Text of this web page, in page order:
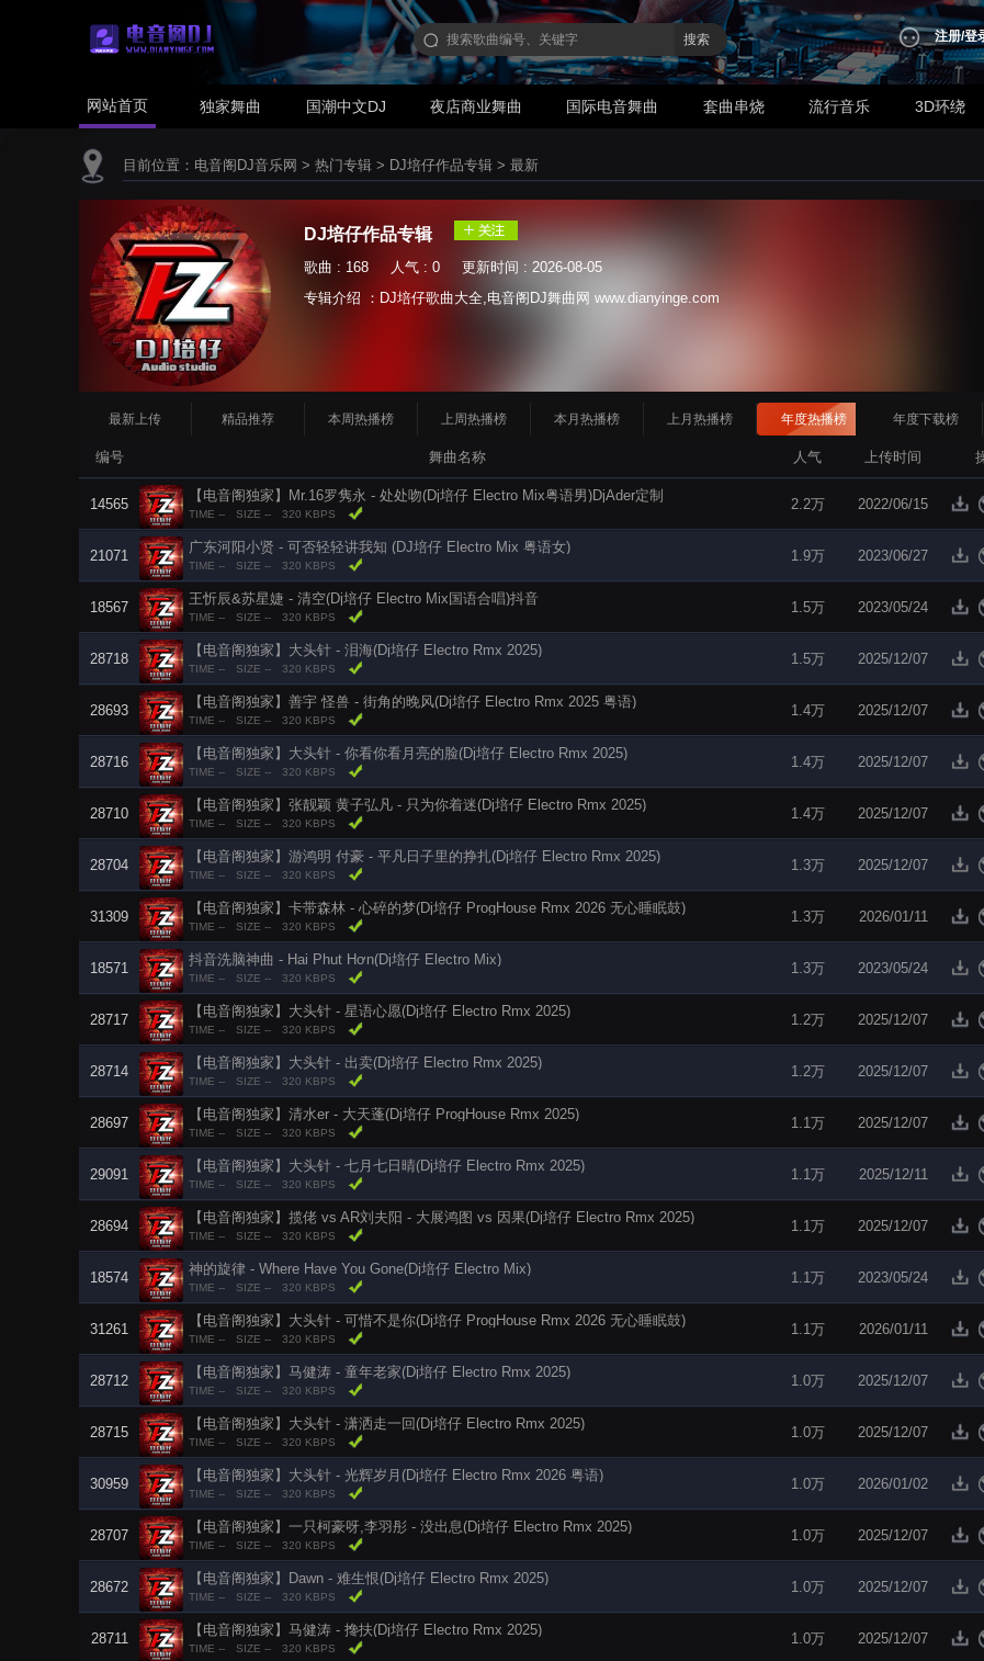
搜索 注册/登
网站首页 独家舞曲 国潮中文DJ 夜店商业舞曲 国际电音舞曲 套曲串烧 流行音乐 3D环绕
目前位置： 电音阁DJ音乐网 > 热门专辑 > DJ培仔作品专辑 > 最新
DJ培仔作品专辑
歌曲 : 168 人气 : 0 更新时间 : 2026-08-05
专辑介绍 ：DJ培仔歌曲大全,电音阁DJ舞曲网 www.dianyinge.com
最新上传 精品推荐 本周热播榜 上周热播榜 本月热播榜 上月热播榜 年度热播榜 年度下载榜
编号 舞曲名称 人气 上传时间
14565
【电音阁独家】Mr.16罗隽永 - 处处吻(Dj培仔 Electro Mix粤语男)DjAder定制
TIME -- SIZE -- 320 KBPS
2.2万 2022/06/15
21071
广东河阳小贤 - 可否轻轻讲我知 (DJ培仔 Electro Mix 粤语女)
TIME -- SIZE -- 320 KBPS
1.9万 2023/06/27
18567
王忻辰&苏星婕 - 清空(Dj培仔 Electro Mix国语合唱)抖音
TIME -- SIZE -- 320 KBPS
1.5万 2023/05/24
28718
【电音阁独家】大头针 - 泪海(Dj培仔 Electro Rmx 2025)
TIME -- SIZE -- 320 KBPS
1.5万 2025/12/07
28693
【电音阁独家】善宇 怪兽 - 街角的晚风(Dj培仔 Electro Rmx 2025 粤语)
TIME -- SIZE -- 320 KBPS
1.4万 2025/12/07
28716
【电音阁独家】大头针 - 你看你看月亮的脸(Dj培仔 Electro Rmx 2025)
TIME -- SIZE -- 320 KBPS
1.4万 2025/12/07
28710
【电音阁独家】张靓颖 黄子弘凡 - 只为你着迷(Dj培仔 Electro Rmx 2025)
TIME -- SIZE -- 320 KBPS
1.4万 2025/12/07
28704
【电音阁独家】游鸿明 付豪 - 平凡日子里的挣扎(Dj培仔 Electro Rmx 2025)
TIME -- SIZE -- 320 KBPS
1.3万 2025/12/07
31309
【电音阁独家】卡带森林 - 心碎的梦(Dj培仔 ProgHouse Rmx 2026 无心睡眠鼓)
TIME -- SIZE -- 320 KBPS
1.3万 2026/01/11
18571
抖音洗脑神曲 - Hai Phut Hơn(Dj培仔 Electro Mix)
TIME -- SIZE -- 320 KBPS
1.3万 2023/05/24
28717
【电音阁独家】大头针 - 星语心愿(Dj培仔 Electro Rmx 2025)
TIME -- SIZE -- 320 KBPS
1.2万 2025/12/07
28714
【电音阁独家】大头针 - 出卖(Dj培仔 Electro Rmx 2025)
TIME -- SIZE -- 320 KBPS
1.2万 2025/12/07
28697
【电音阁独家】清水er - 大天蓬(Dj培仔 ProgHouse Rmx 2025)
TIME -- SIZE -- 320 KBPS
1.1万 2025/12/07
29091
【电音阁独家】大头针 - 七月七日晴(Dj培仔 Electro Rmx 2025)
TIME -- SIZE -- 320 KBPS
1.1万 2025/12/11
28694
【电音阁独家】揽佬 vs AR刘夫阳 - 大展鸿图 vs 因果(Dj培仔 Electro Rmx 2025)
TIME -- SIZE -- 320 KBPS
1.1万 2025/12/07
18574
神的旋律 - Where Have You Gone(Dj培仔 Electro Mix)
TIME -- SIZE -- 320 KBPS
1.1万 2023/05/24
31261
【电音阁独家】大头针 - 可惜不是你(Dj培仔 ProgHouse Rmx 2026 无心睡眠鼓)
TIME -- SIZE -- 320 KBPS
1.1万 2026/01/11
28712
【电音阁独家】马健涛 - 童年老家(Dj培仔 Electro Rmx 2025)
TIME -- SIZE -- 320 KBPS
1.0万 2025/12/07
28715
【电音阁独家】大头针 - 潇洒走一回(Dj培仔 Electro Rmx 2025)
TIME -- SIZE -- 320 KBPS
1.0万 2025/12/07
30959
【电音阁独家】大头针 - 光辉岁月(Dj培仔 Electro Rmx 2026 粤语)
TIME -- SIZE -- 320 KBPS
1.0万 2026/01/02
28707
【电音阁独家】一只柯豪呀,李羽彤 - 没出息(Dj培仔 Electro Rmx 2025)
TIME -- SIZE -- 320 KBPS
1.0万 2025/12/07
28672
【电音阁独家】Dawn - 难生恨(Dj培仔 Electro Rmx 2025)
TIME -- SIZE -- 320 KBPS
1.0万 2025/12/07
28711
【电音阁独家】马健涛 - 搀扶(Dj培仔 Electro Rmx 2025)
TIME -- SIZE -- 320 KBPS
1.0万 2025/12/07